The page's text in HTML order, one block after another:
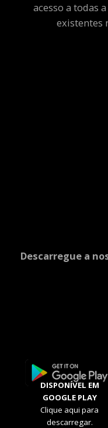
acesso a todas
existentes
Descarregue a
DISPONÍVEL EM
GOOGLE PLAY
Clique aqui para
descarregar.